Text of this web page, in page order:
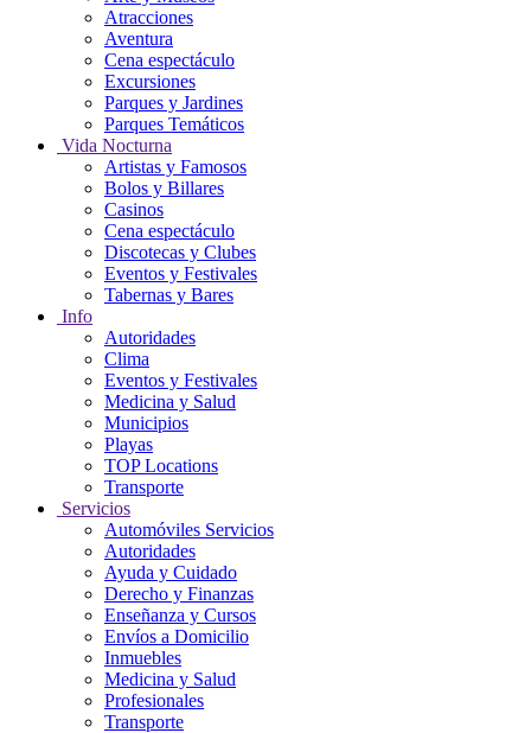
Atracciones
Aventura
Cena espectáculo
Excursiones
Parques y Jardines
Parques Temáticos
Vida Nocturna
Artistas y Famosos
Bolos y Billares
Casinos
Cena espectáculo
Discotecas y Clubes
Eventos y Festivales
Tabernas y Bares
Info
Autoridades
Clima
Eventos y Festivales
Medicina y Salud
Municipios
Playas
TOP Locations
Transporte
Servicios
Automóviles Servicios
Autoridades
Ayuda y Cuidado
Derecho y Finanzas
Enseñanza y Cursos
Envíos a Domicilio
Inmuebles
Medicina y Salud
Profesionales
Transporte